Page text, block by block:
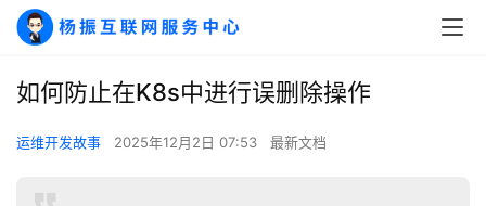
如何防止在K8s中进行误删除操作
运维开发故事 2025年12月2日 07:53 最新文档